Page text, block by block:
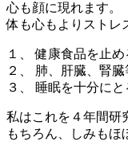
心も顔に現れます。
体も心もよりストレ
１、 健康食品を止め
２、 肺、肝臓、腎
３、 睡眠を十分にと
私はこれを４年間研
もちろん、しみもほ